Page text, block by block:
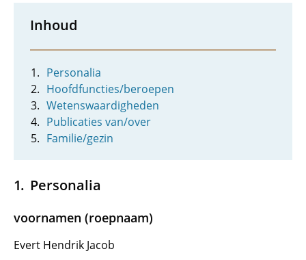
Inhoud
Personalia
Hoofdfuncties/beroepen
Wetenswaardigheden
Publicaties van/over
Familie/gezin
Personalia
voornamen (roepnaam)
Evert Hendrik Jacob